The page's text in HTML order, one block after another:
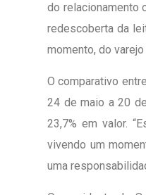
do relacionamento
redescoberta da
momento, do varejo
O comparativo
24 de maio a 20
23,7% em valor.
vivendo um
uma